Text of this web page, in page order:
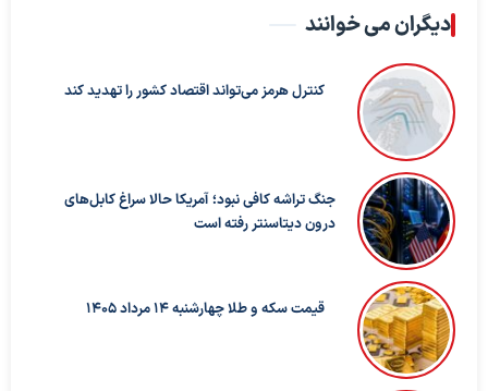
دیگران می خوانند
کنترل هرمز می‌تواند اقتصاد کشور را تهدید کند
جنگ تراشه کافی نبود؛ آمریکا حالا سراغ کابل‌های
درون دیتاسنتر رفته است
قیمت سکه و طلا چهارشنبه 14 مرداد 1405